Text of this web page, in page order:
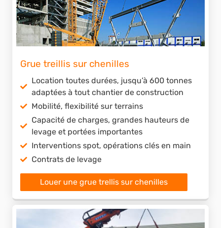
Grue treillis sur chenilles
Location toutes durées, jusqu’à 600 tonnes
adaptées à tout chantier de construction
Mobilité, flexibilité sur terrains
Capacité de charges, grandes hauteurs de
levage et portées importantes
Interventions spot, opérations clés en main
Contrats de levage
Louer une grue trellis sur chenilles